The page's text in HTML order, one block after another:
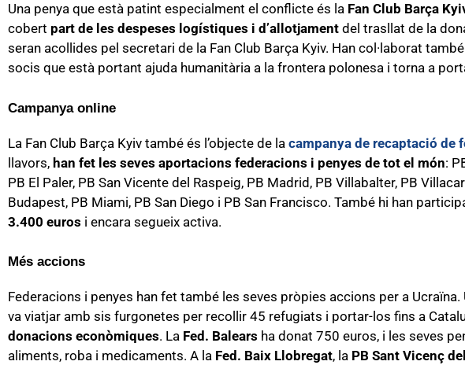
Una penya que està patint especialment el conflicte és la Fan Club Barça
cobert part de les despeses logístiques i d’allotjament del trasllat de la
seran acollides pel secretari de la Fan Club Barça Kyiv. Han col·laborat
socis que està portant ajuda humanitària a la frontera polonesa i torna a
Campanya online
La Fan Club Barça Kyiv també és l’objecte de la campanya de recaptació de
llavors, han fet les seves aportacions federacions i penyes de tot el món:
PB El Paler, PB San Vicente del Raspeig, PB Madrid, PB Villabalter, PB
Budapest, PB Miami, PB San Diego i PB San Francisco. També hi han
3.400 euros i encara segueix activa.
Més accions
Federacions i penyes han fet també les seves pròpies accions per a Ucraïna.
va viatjar amb sis furgonetes per recollir 45 refugiats i portar-los fins a
donacions econòmiques. La Fed. Balears ha donat 750 euros, i les seves
aliments, roba i medicaments. A la Fed. Baix Llobregat, la PB Sant Vicenç